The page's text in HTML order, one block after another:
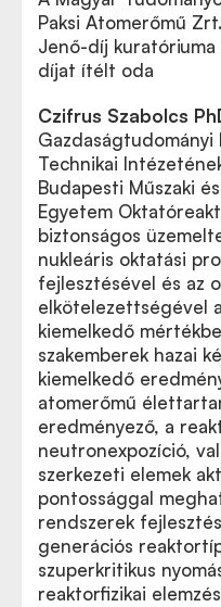
Paksi Atomerőmű
Jenő-díj
díjat ítélt oda
Czifrus Szabolcs
Gazdaságtudományi
Technikai
Budapesti Műszaki
Egyetem
biztonságos
nukleáris oktatási
fejlesztésével és az
elkötelezettségével
kiemelkedő
szakemberek hazai
kiemelkedő
atomerőmű
eredményező, a
neutronexpozíció,
szerkezeti elemek
pontossággal
rendszerek
generációs
szuperkritikus
reaktorfizikai